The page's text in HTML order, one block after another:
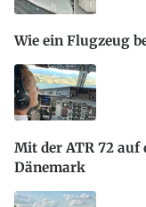
Wie ein Flugzeug
Mit der ATR 72
Dänemark